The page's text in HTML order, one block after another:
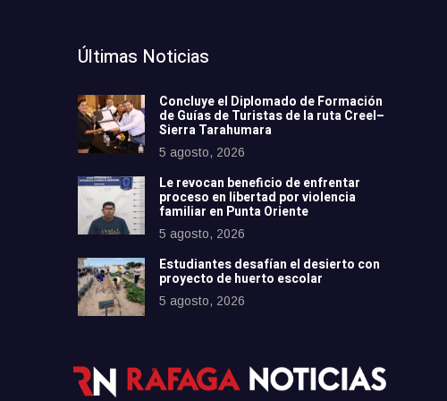
Últimas Noticias
Concluye el Diplomado de Formación
de Guías de Turistas de la ruta Creel–
Sierra Tarahumara
5 agosto, 2026
Le revocan beneficio de enfrentar
proceso en libertad por violencia
familiar en Punta Oriente
5 agosto, 2026
Estudiantes desafían el desierto con
proyecto de huerto escolar
5 agosto, 2026